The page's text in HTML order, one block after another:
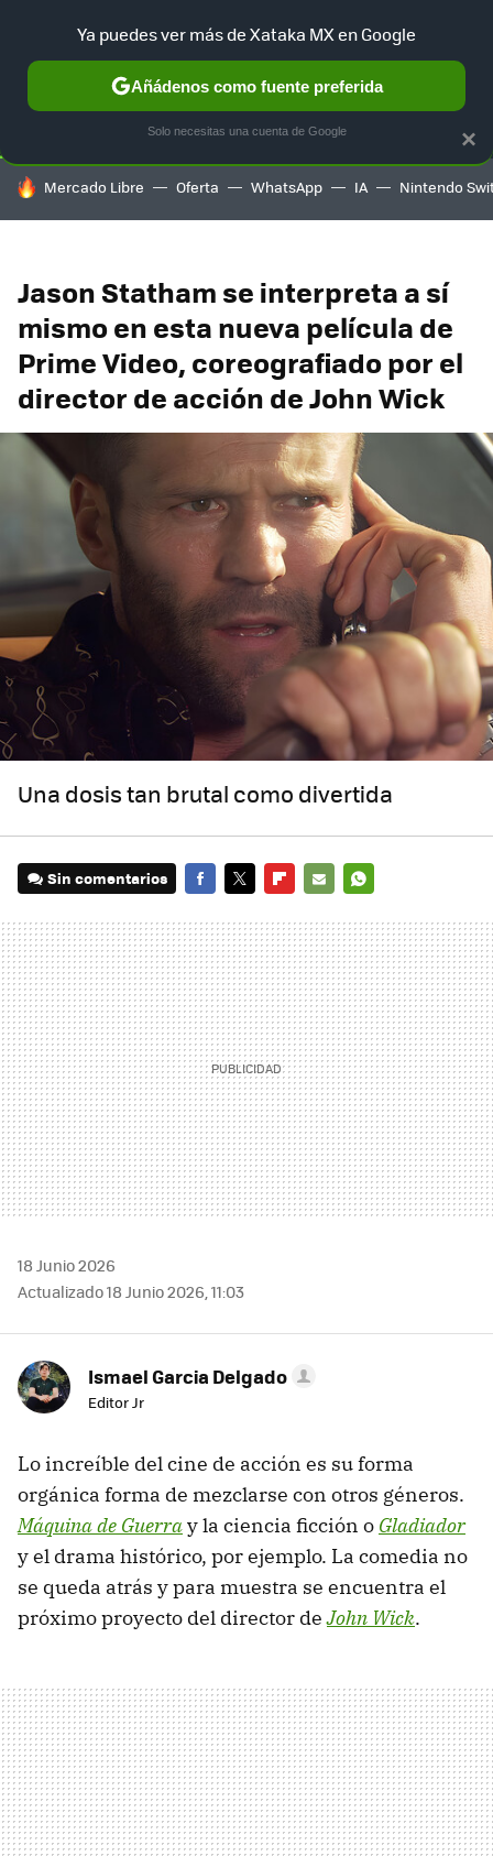
SELECCIÓN GAMING HOME AUTO TERRITORIO
HOY SE HABLA DE
Mercado Libre Oferta WhatsApp IA Nintendo
Jason Statham se interpreta a sí
mismo en esta nueva película de
Prime Video, coreografiado por el
director de acción de John Wick
Una dosis tan brutal como divertida
Sin comentarios
MAIL
18 Junio 2026
Actualizado 18 Junio 2026, 11:03
Ismael Garcia Delgado
Editor Jr
Lo increíble del cine de acción es su forma
orgánica forma de mezclarse con otros géneros.
Máquina de Guerray la ciencia ficción o Gladiador
y el drama histórico, por ejemplo. La comedia no
se queda atrás y para muestra se encuentra el
próximo proyecto del director deJohn Wick.
×
Ya puedes ver más de Xataka MX en Google
Añádenos como fuente preferida
Solo necesitas una cuenta de Google